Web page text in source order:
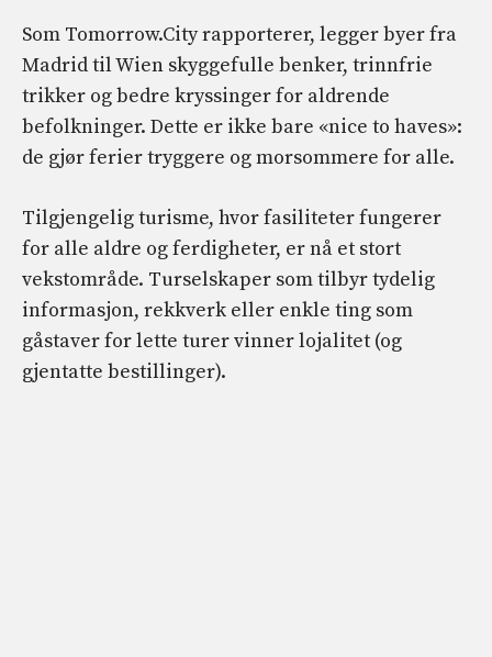
Som Tomorrow.City rapporterer, legger byer fra
Madrid til Wien skyggefulle benker, trinnfrie
trikker og bedre kryssinger for aldrende
befolkninger. Dette er ikke bare «nice to haves»:
de gjør ferier tryggere og morsommere for alle.
Tilgjengelig turisme, hvor fasiliteter fungerer
for alle aldre og ferdigheter, er nå et stort
vekstområde. Turselskaper som tilbyr tydelig
informasjon, rekkverk eller enkle ting som
gåstaver for lette turer vinner lojalitet (og
gjentatte bestillinger).